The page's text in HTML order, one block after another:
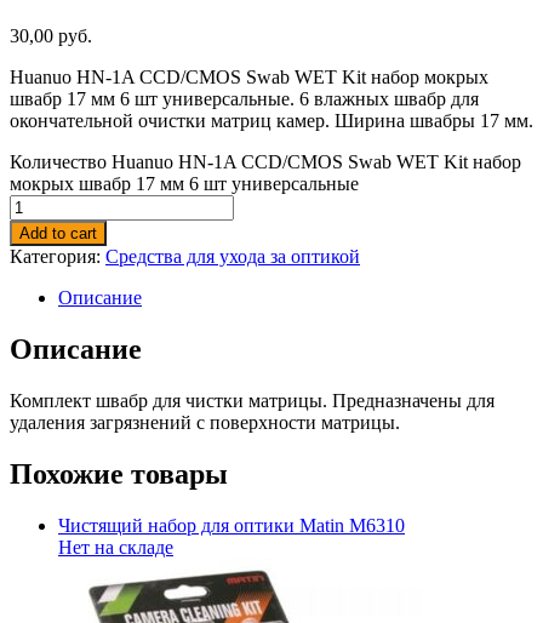
30,00 руб.
Huanuo HN-1A CCD/CMOS Swab WET Kit набор мокрых
швабр 17 мм 6 шт универсальные. 6 влажных швабр для
окончательной очистки матриц камер. Ширина швабры 17 мм.
Количество Huanuo HN-1A CCD/CMOS Swab WET Kit набор
мокрых швабр 17 мм 6 шт универсальные
Add to cart
Категория: Средства для ухода за оптикой
Описание
Описание
Комплект швабр для чистки матрицы. Предназначены для
удаления загрязнений с поверхности матрицы.
Похожие товары
Чистящий набор для оптики Matin M6310
Нет на складе